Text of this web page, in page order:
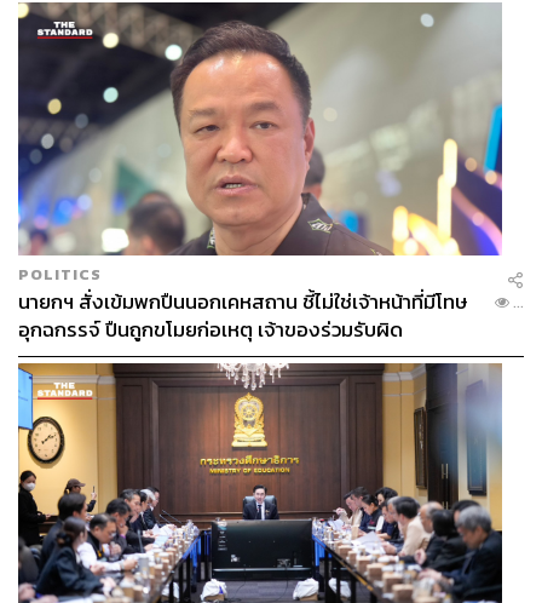
POLITICS
นายกฯ สั่งเข้มพกปืนนอกเคหสถาน ชี้ไม่ใช่เจ้าหน้าที่มีโทษ
อุกฉกรรจ์ ปืนถูกขโมยก่อเหตุ เจ้าของร่วมรับผิด
...